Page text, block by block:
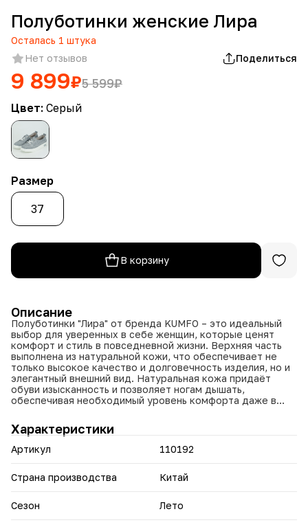
Полуботинки женские Лира
Осталась 1 штука
Нет отзывов
Поделиться
9 899₽5 599₽
Цвет: Серый
Размер
37
В корзину
Описание
Полуботинки "Лира" от бренда KUMFO – это идеальный
выбор для уверенных в себе женщин, которые ценят
комфорт и стиль в повседневной жизни. Верхняя часть
выполнена из натуральной кожи, что обеспечивает не
только высокое качество и долговечность изделия, но и
элегантный внешний вид. Натуральная кожа придаёт
обуви изысканность и позволяет ногам дышать,
обеспечивая необходимый уровень комфорта даже в
Внутренний подклад выполнен из экокожи, что повышает
уровень комфорта и лёгкости. Экокожа имеет
дополнительные преимущества, такие как простота в
увеличенную полноту 8, которая делает полуботинки
каждом шаге.
Характеристики
Артикул 110192
Страна производства Китай
Сезон Лето